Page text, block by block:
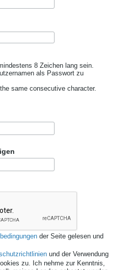
8 Zeichen lang sein.
als Passwort zu
same consecutive character.
der Seite gelesen und
und der Verwendung
zu. Ich nehme zur Kenntnis,